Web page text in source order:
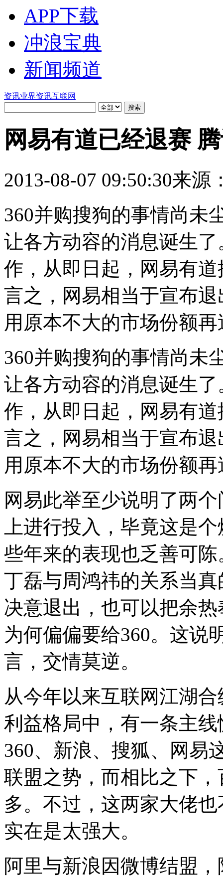
APP下载
冲浪宝典
新闻频道
资讯业界资讯互联网
网易有道已经退赛
2013-08-07 09:50:30来源
360并购搜狗的事情尚未
让各方动容的消息诞生
作，从即日起，网易有
言之，网易相当于宣布
用原本不大的市场份额
360并购搜狗的事情尚未
让各方动容的消息诞生
作，从即日起，网易有
言之，网易相当于宣布
用原本不大的市场份额
网易此举至少说明了两
上进行投入，毕竟这是
些年来的表现也乏善可
丁磊与周鸿祎的关系当
决意退出，也可以把余
为何偏偏要给360。这说
言，交情莫逆。
从今年以来互联网江湖
利益格局中，有一条主
360、新浪、搜狐、网易
联盟之势，而相比之下
多。不过，这两家大佬
实在是太强大。
阿里与新浪因微博结盟